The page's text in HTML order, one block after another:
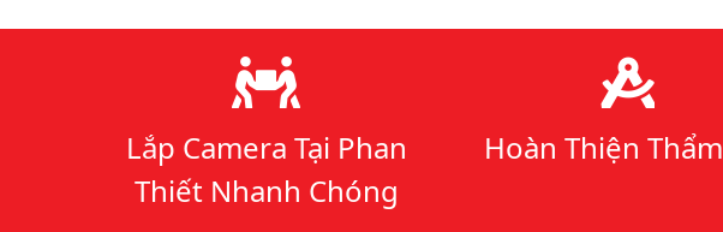
Lý do chọn chúng tôi
Lắp Camera Tại Phan
Thiết Nhanh Chóng
Hoàn Thiện